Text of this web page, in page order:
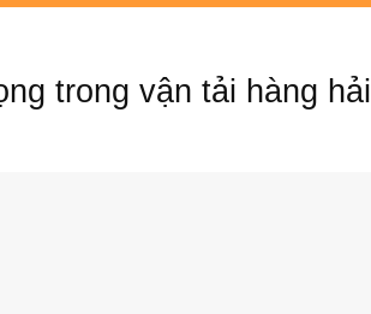
trong vận tải hàng hải